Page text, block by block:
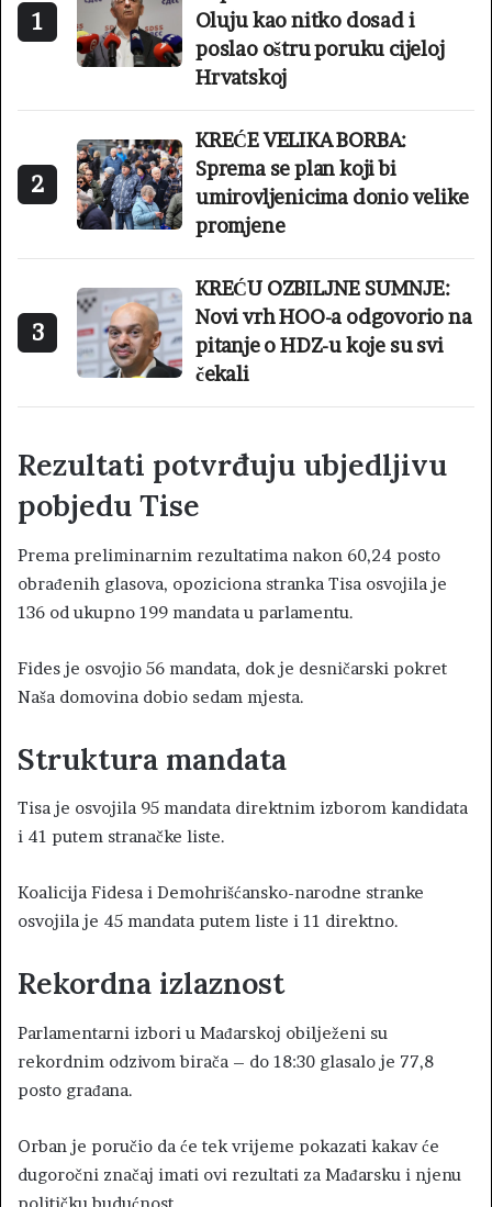
1
Oluju kao nitko dosad i
poslao oštru poruku cijeloj
Hrvatskoj
2
KREĆE VELIKA BORBA:
Sprema se plan koji bi
umirovljenicima donio velike
promjene
3
KREĆU OZBILJNE SUMNJE:
Novi vrh HOO-a odgovorio na
pitanje o HDZ-u koje su svi
čekali
Rezultati potvrđuju ubjedljivu
pobjedu Tise
Prema preliminarnim rezultatima nakon 60,24 posto
obrađenih glasova, opoziciona stranka Tisa osvojila je
136 od ukupno 199 mandata u parlamentu.
Fides je osvojio 56 mandata, dok je desničarski pokret
Naša domovina dobio sedam mjesta.
Struktura mandata
Tisa je osvojila 95 mandata direktnim izborom kandidata
i 41 putem stranačke liste.
Koalicija Fidesa i Demohrišćansko-narodne stranke
osvojila je 45 mandata putem liste i 11 direktno.
Rekordna izlaznost
Parlamentarni izbori u Mađarskoj obilježeni su
rekordnim odzivom birača – do 18:30 glasalo je 77,8
posto građana.
Orban je poručio da će tek vrijeme pokazati kakav će
dugoročni značaj imati ovi rezultati za Mađarsku i njenu